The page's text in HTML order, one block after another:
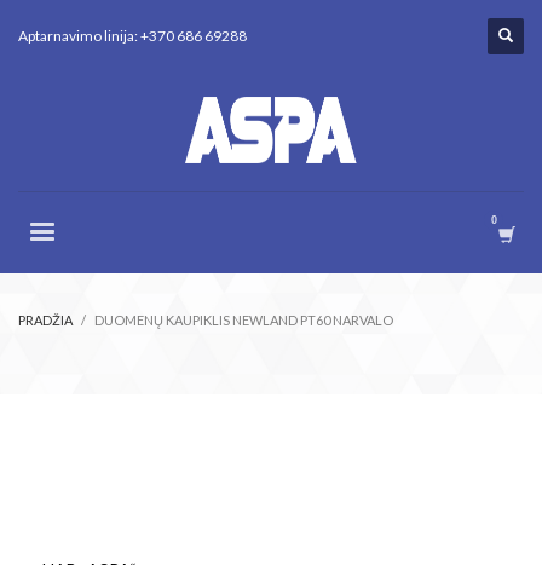
Aptarnavimo linija: +370 686 69288
PRADŽIA DUOMENŲ KAUPIKLIS NEWLAND PT60 NARVALO